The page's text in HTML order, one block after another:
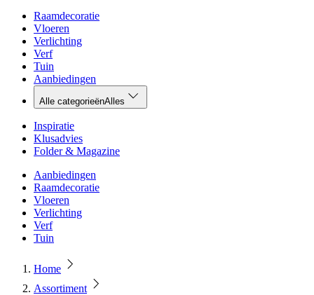
Raamdecoratie
Vloeren
Verlichting
Verf
Tuin
Aanbiedingen
Alle categorieënAlles
Inspiratie
Klusadvies
Folder & Magazine
Aanbiedingen
Raamdecoratie
Vloeren
Verlichting
Verf
Tuin
Home
Assortiment